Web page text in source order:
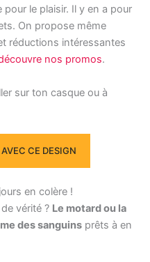
le plaisir. Il y en a pour
On propose même
réductions intéressantes
nos promos.
sur ton casque ou à
CE DESIGN
en colère !
vérité ? Le motard ou la
des sanguins prêts à en